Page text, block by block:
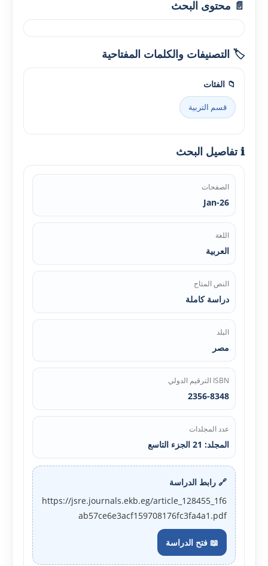
📄 محتوى البحث
🏷️ التصنيفات والكلمات المفتاحية
📁 الفئات
قسم التربية
ℹ️ تفاصيل البحث
الصفحات
Jan-26
اللغة
العربية
النص المتاح
دراسة كاملة
البلد
مصر
ISBN الترقيم الدولي
2356-8348
عدد المجلدات
المجلد: 21 الجزء التاسع
🔗 رابط الدراسة
https://jsre.journals.ekb.eg/article_128455_1f6
ab57ce6e3acf159708176fc3fa4a1.pdf
📖 فتح الدراسة